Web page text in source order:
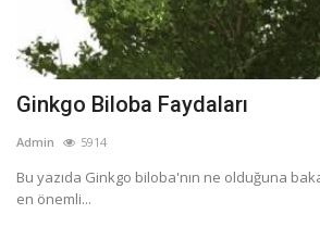
Ginkgo Biloba Faydaları
Admin 5914
Bu yazıda Ginkgo biloba'nın ne olduğuna
en önemli...